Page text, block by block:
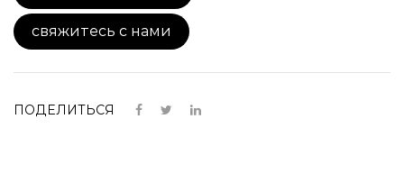
свяжитесь с нами
ПОДЕЛИТЬСЯ